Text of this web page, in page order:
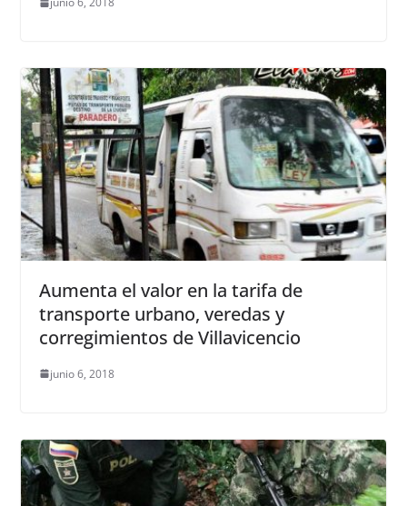
Aumenta el valor en la tarifa de
transporte urbano, veredas y
corregimientos de Villavicencio
junio 6, 2018